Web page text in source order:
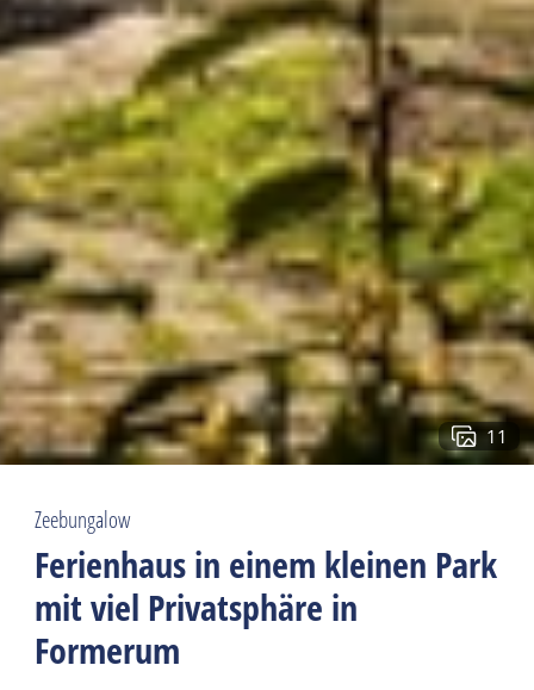
11
Zeebungalow
Ferienhaus in einem kleinen Park
mit viel Privatsphäre in
Formerum